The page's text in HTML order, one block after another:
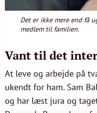
Det er ikke mere end få
medlem til familien.
Vant til det
At leve og arbejde på
ukendt for ham. Sam
og har læst jura og